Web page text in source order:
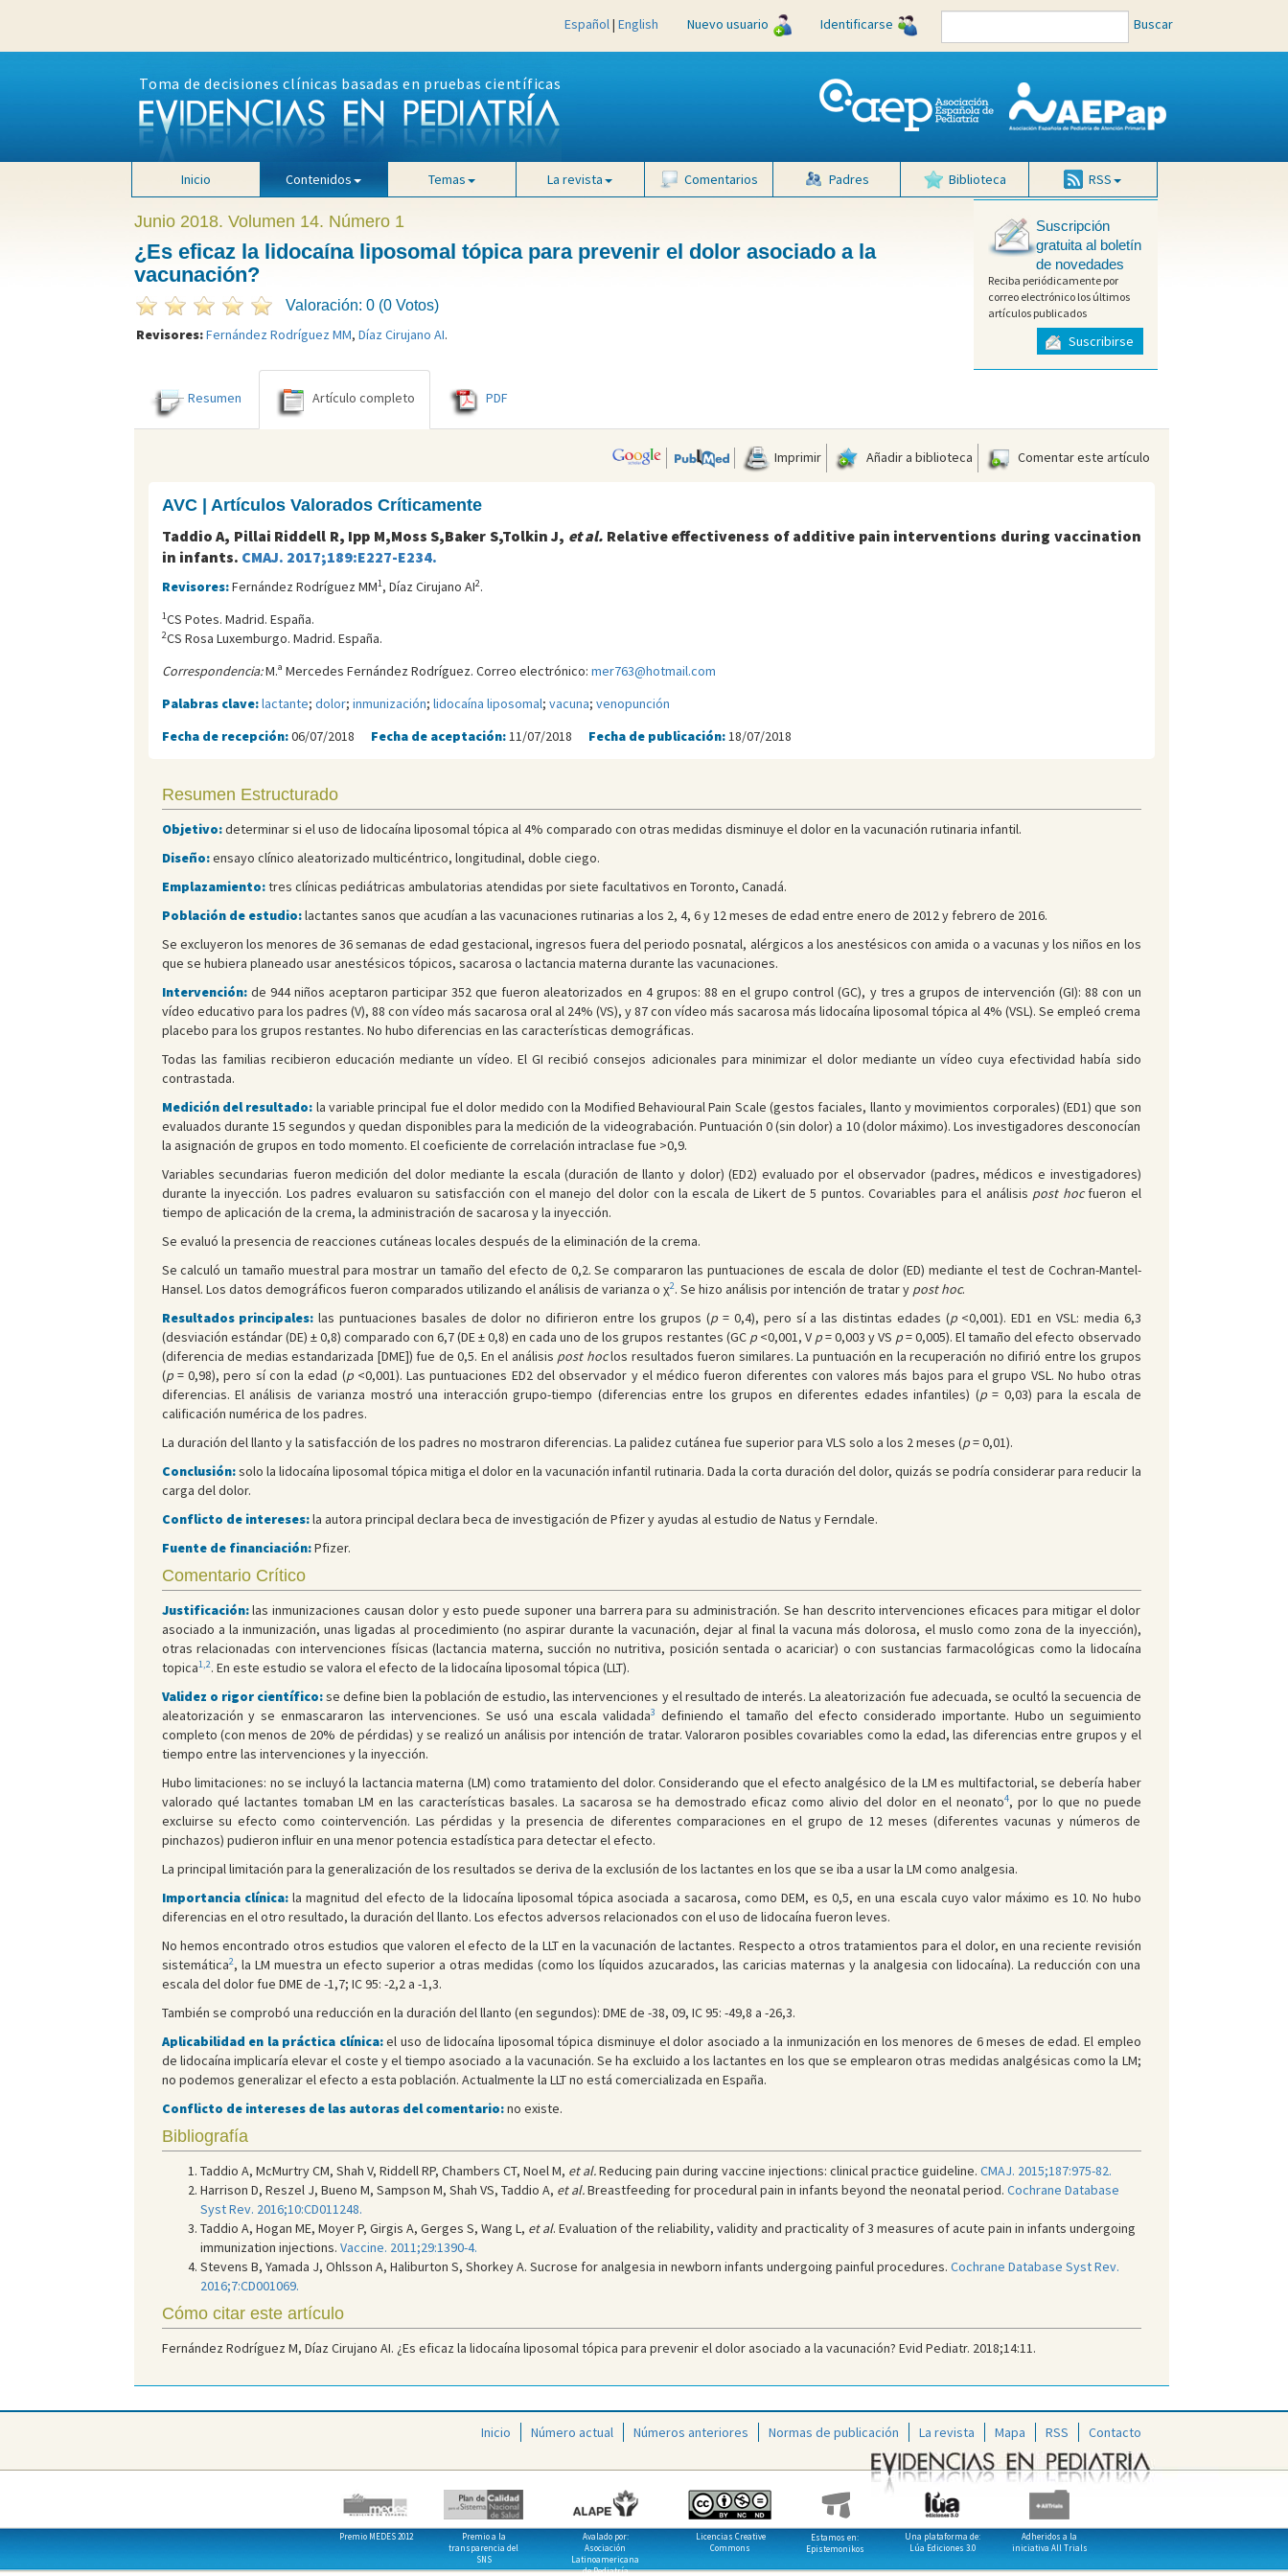
Español| English Nuevo usuario Identificarse Buscar
Toma de decisiones clínicas basadas en pruebas científicas
Inicio Contenidos Temas La revista Comentarios Padres Biblioteca RSS
Junio 2018. Volumen 14. Número 1
¿Es eficaz la lidocaína liposomal tópica para prevenir el dolor asociado a la
vacunación?
Valoración: 0 (0 Votos)
Revisores:Fernández Rodríguez MM, Díaz Cirujano AI.
Suscripción
gratuita al boletín
de novedades
Reciba periódicamente por
correo electrónico los últimos
artículos publicados
Suscribirse
Resumen Artículo completo PDF
Imprimir Añadir a biblioteca Comentar este artículo
AVC | Artículos Valorados Críticamente
Taddio A, Pillai Riddell R, Ipp M,Moss S,Baker S,Tolkin J, et al. Relative effectiveness of additive pain interventions during vaccination
in infants. CMAJ. 2017;189:E227-E234.
Revisores:Fernández Rodríguez MM1, Díaz Cirujano AI2.
1CS Potes. Madrid. España.
2CS Rosa Luxemburgo. Madrid. España.
Correspondencia:M.ª Mercedes Fernández Rodríguez. Correo electrónico: mer763@hotmail.com
Palabras clave:lactante; dolor; inmunización; lidocaína liposomal; vacuna; venopunción
Fecha de recepción:06/07/2018 Fecha de aceptación:11/07/2018 Fecha de publicación:18/07/2018
Resumen Estructurado
Objetivo:determinar si el uso de lidocaína liposomal tópica al 4% comparado con otras medidas disminuye el dolor en la vacunación rutinaria infantil.
Diseño:ensayo clínico aleatorizado multicéntrico, longitudinal, doble ciego.
Emplazamiento:tres clínicas pediátricas ambulatorias atendidas por siete facultativos en Toronto, Canadá.
Población de estudio:lactantes sanos que acudían a las vacunaciones rutinarias a los 2, 4, 6 y 12 meses de edad entre enero de 2012 y febrero de 2016.
Se excluyeron los menores de 36 semanas de edad gestacional, ingresos fuera del periodo posnatal, alérgicos a los anestésicos con amida o a vacunas y los niños en los
que se hubiera planeado usar anestésicos tópicos, sacarosa o lactancia materna durante las vacunaciones.
Intervención: de 944 niños aceptaron participar 352 que fueron aleatorizados en 4 grupos: 88 en el grupo control (GC), y tres a grupos de intervención (GI): 88 con un
vídeo educativo para los padres (V), 88 con vídeo más sacarosa oral al 24% (VS), y 87 con vídeo más sacarosa más lidocaína liposomal tópica al 4% (VSL). Se empleó crema
placebo para los grupos restantes. No hubo diferencias en las características demográficas.
Todas las familias recibieron educación mediante un vídeo. El GI recibió consejos adicionales para minimizar el dolor mediante un vídeo cuya efectividad había sido
contrastada.
Medición del resultado: la variable principal fue el dolor medido con la Modified Behavioural Pain Scale (gestos faciales, llanto y movimientos corporales) (ED1) que son
evaluados durante 15 segundos y quedan disponibles para la medición de la videograbación. Puntuación 0 (sin dolor) a 10 (dolor máximo). Los investigadores desconocían
la asignación de grupos en todo momento. El coeficiente de correlación intraclase fue >0,9.
Variables secundarias fueron medición del dolor mediante la escala (duración de llanto y dolor) (ED2) evaluado por el observador (padres, médicos e investigadores)
durante la inyección. Los padres evaluaron su satisfacción con el manejo del dolor con la escala de Likert de 5 puntos. Covariables para el análisis post hocfueron el
tiempo de aplicación de la crema, la administración de sacarosa y la inyección.
Se evaluó la presencia de reacciones cutáneas locales después de la eliminación de la crema.
Se calculó un tamaño muestral para mostrar un tamaño del efecto de 0,2. Se compararon las puntuaciones de escala de dolor (ED) mediante el test de Cochran-Mantel-
Hansel. Los datos demográficos fueron comparados utilizando el análisis de varianza o χ2. Se hizo análisis por intención de tratar y post hoc.
Resultados principales:las puntuaciones basales de dolor no difirieron entre los grupos (p = 0,4), pero sí a las distintas edades (p<0,001). ED1 en VSL: media 6,3
(desviación estándar (DE) ± 0,8) comparado con 6,7 (DE ± 0,8) en cada uno de los grupos restantes (GC p<0,001, V p= 0,003 y VS p= 0,005). El tamaño del efecto observado
(diferencia de medias estandarizada [DME]) fue de 0,5. En el análisis post hoclos resultados fueron similares. La puntuación en la recuperación no difirió entre los grupos
(p= 0,98), pero sí con la edad (p<0,001). Las puntuaciones ED2 del observador y el médico fueron diferentes con valores más bajos para el grupo VSL. No hubo otras
diferencias. El análisis de varianza mostró una interacción grupo-tiempo (diferencias entre los grupos en diferentes edades infantiles) (p= 0,03) para la escala de
calificación numérica de los padres.
La duración del llanto y la satisfacción de los padres no mostraron diferencias. La palidez cutánea fue superior para VLS solo a los 2 meses (p= 0,01).
Conclusión:solo la lidocaína liposomal tópica mitiga el dolor en la vacunación infantil rutinaria. Dada la corta duración del dolor, quizás se podría considerar para reducir la
carga del dolor.
Conflicto de intereses:la autora principal declara beca de investigación de Pfizer y ayudas al estudio de Natus y Ferndale.
Fuente de financiación:Pfizer.
Comentario Crítico
Justificación:las inmunizaciones causan dolor y esto puede suponer una barrera para su administración. Se han descrito intervenciones eficaces para mitigar el dolor
asociado a la inmunización, unas ligadas al procedimiento (no aspirar durante la vacunación, dejar al final la vacuna más dolorosa, el muslo como zona de la inyección),
otras relacionadas con intervenciones físicas (lactancia materna, succión no nutritiva, posición sentada o acariciar) o con sustancias farmacológicas como la lidocaína
topica1,2. En este estudio se valora el efecto de la lidocaína liposomal tópica (LLT).
Validez o rigor científico:se define bien la población de estudio, las intervenciones y el resultado de interés. La aleatorización fue adecuada, se ocultó la secuencia de
aleatorización y se enmascararon las intervenciones. Se usó una escala validada3 definiendo el tamaño del efecto considerado importante. Hubo un seguimiento
completo (con menos de 20% de pérdidas) y se realizó un análisis por intención de tratar. Valoraron posibles covariables como la edad, las diferencias entre grupos y el
tiempo entre las intervenciones y la inyección.
Hubo limitaciones: no se incluyó la lactancia materna (LM) como tratamiento del dolor. Considerando que el efecto analgésico de la LM es multifactorial, se debería haber
valorado qué lactantes tomaban LM en las características basales. La sacarosa se ha demostrado eficaz como alivio del dolor en el neonato4, por lo que no puede
excluirse su efecto como cointervención. Las pérdidas y la presencia de diferentes comparaciones en el grupo de 12 meses (diferentes vacunas y números de
pinchazos) pudieron influir en una menor potencia estadística para detectar el efecto.
La principal limitación para la generalización de los resultados se deriva de la exclusión de los lactantes en los que se iba a usar la LM como analgesia.
Importancia clínica:la magnitud del efecto de la lidocaína liposomal tópica asociada a sacarosa, como DEM, es 0,5, en una escala cuyo valor máximo es 10. No hubo
diferencias en el otro resultado, la duración del llanto. Los efectos adversos relacionados con el uso de lidocaína fueron leves.
No hemos encontrado otros estudios que valoren el efecto de la LLT en la vacunación de lactantes. Respecto a otros tratamientos para el dolor, en una reciente revisión
sistemática2, la LM muestra un efecto superior a otras medidas (como los líquidos azucarados, las caricias maternas y la analgesia con lidocaína). La reducción con una
escala del dolor fue DME de -1,7; IC 95: -2,2 a -1,3.
También se comprobó una reducción en la duración del llanto (en segundos): DME de -38, 09, IC 95: -49,8 a -26,3.
Aplicabilidad en la práctica clínica:el uso de lidocaína liposomal tópica disminuye el dolor asociado a la inmunización en los menores de 6 meses de edad. El empleo
de lidocaína implicaría elevar el coste y el tiempo asociado a la vacunación. Se ha excluido a los lactantes en los que se emplearon otras medidas analgésicas como la LM;
no podemos generalizar el efecto a esta población. Actualmente la LLT no está comercializada en España.
Conflicto de intereses de las autoras del comentario:no existe.
Bibliografía
Taddio A, McMurtry CM, Shah V, Riddell RP, Chambers CT, Noel M, et al.Reducing pain during vaccine injections: clinical practice guideline. CMAJ. 2015;187:975-82.
Harrison D, Reszel J, Bueno M, Sampson M, Shah VS, Taddio A, et al.Breastfeeding for procedural pain in infants beyond the neonatal period. Cochrane Database
Syst Rev. 2016;10:CD011248.
Taddio A, Hogan ME, Moyer P, Girgis A, Gerges S, Wang L, et al. Evaluation of the reliability, validity and practicality of 3 measures of acute pain in infants undergoing
immunization injections. Vaccine. 2011;29:1390-4.
Stevens B, Yamada J, Ohlsson A, Haliburton S, Shorkey A. Sucrose for analgesia in newborn infants undergoing painful procedures. Cochrane Database Syst Rev.
2016;7:CD001069.
Cómo citar este artículo
Fernández Rodríguez M, Díaz Cirujano AI. ¿Es eficaz la lidocaína liposomal tópica para prevenir el dolor asociado a la vacunación? Evid Pediatr. 2018;14:11.
Inicio Número actual Números anteriores Normas de publicación La revista Mapa RSS Contacto
Premio MEDES 2012
Premio a la
transparencia del
SNS
Avalado por:
Asociación
Latinoamericana
de Pediatría
Licencias Creative
Commons
Estamos en:
Epistemonikos
Una plataforma de:
Lúa Ediciones 3.0
Adheridos a la
iniciativa All Trials